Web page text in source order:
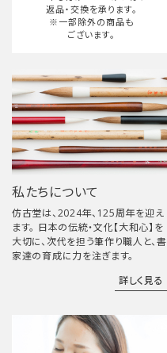
返品・交換を承ります。
※一部除外の商品も
ございます。
私たちについて
仿古堂は、2024年、125周年を迎え
ます。 日本の伝統・文化【大和心】を
大切に、次代を担う筆作り職人と、書
家達の育成に力を注ぎます。
詳しく見る